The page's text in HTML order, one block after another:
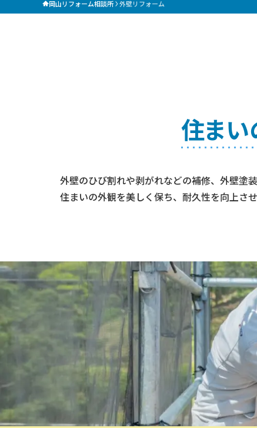
岡山リフォーム相談所 外壁リフォーム
住ま
外壁のひび割れや剥がれなどの補修、外壁塗
住まいの外観を美しく保ち、耐久性を向上さ